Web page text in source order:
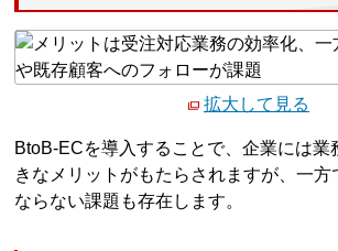
拡大して見る
BtoB-ECを導入することで、企業には業
きなメリットがもたらされますが、一
ならない課題も存在します。